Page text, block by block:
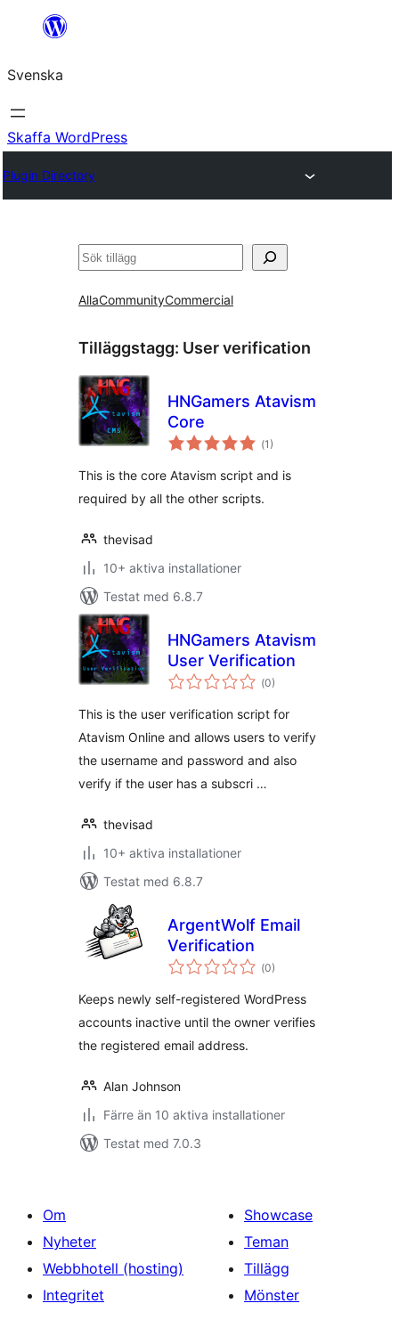
Hoppa
innehåll
Svenska
Skaffa WordPress
Plugin Directory
Sök
AllaCommunityCommercial
Tilläggstagg: User verification
HNGamers Atavism
Core
(Totalt
antal
1)
This is the core Atavism script and is
required by all the other scripts.
thevisad
10+ aktiva installationer
Testat med 6.8.7
HNGamers Atavism
User Verification
(Totalt
antal
0)
This is the user verification script for
Atavism Online and allows users to verify
the username and password and also
verify if the user has a subscri …
thevisad
10+ aktiva installationer
Testat med 6.8.7
ArgentWolf Email
Verification
(Totalt
antal
0)
Keeps newly self-registered WordPress
accounts inactive until the owner verifies
the registered email address.
Alan Johnson
Färre än 10 aktiva installationer
Testat med 7.0.3
Om
Nyheter
Webbhotell (hosting)
Integritet
Showcase
Teman
Tillägg
Mönster